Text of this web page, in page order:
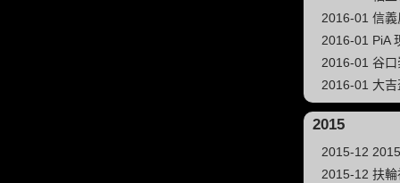
2016-01 信義
2016-01 PiA
2016-01 谷
2016-01 大
2015
2015-12
2015-12 扶輪